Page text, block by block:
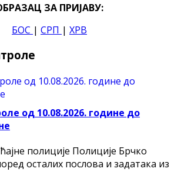
ЗА ПРИЈАВУ:
БОС | СРП | ХРВ
од 10.08.2026. године до
полиције Полиције Брчко
осталих послова и задатака из